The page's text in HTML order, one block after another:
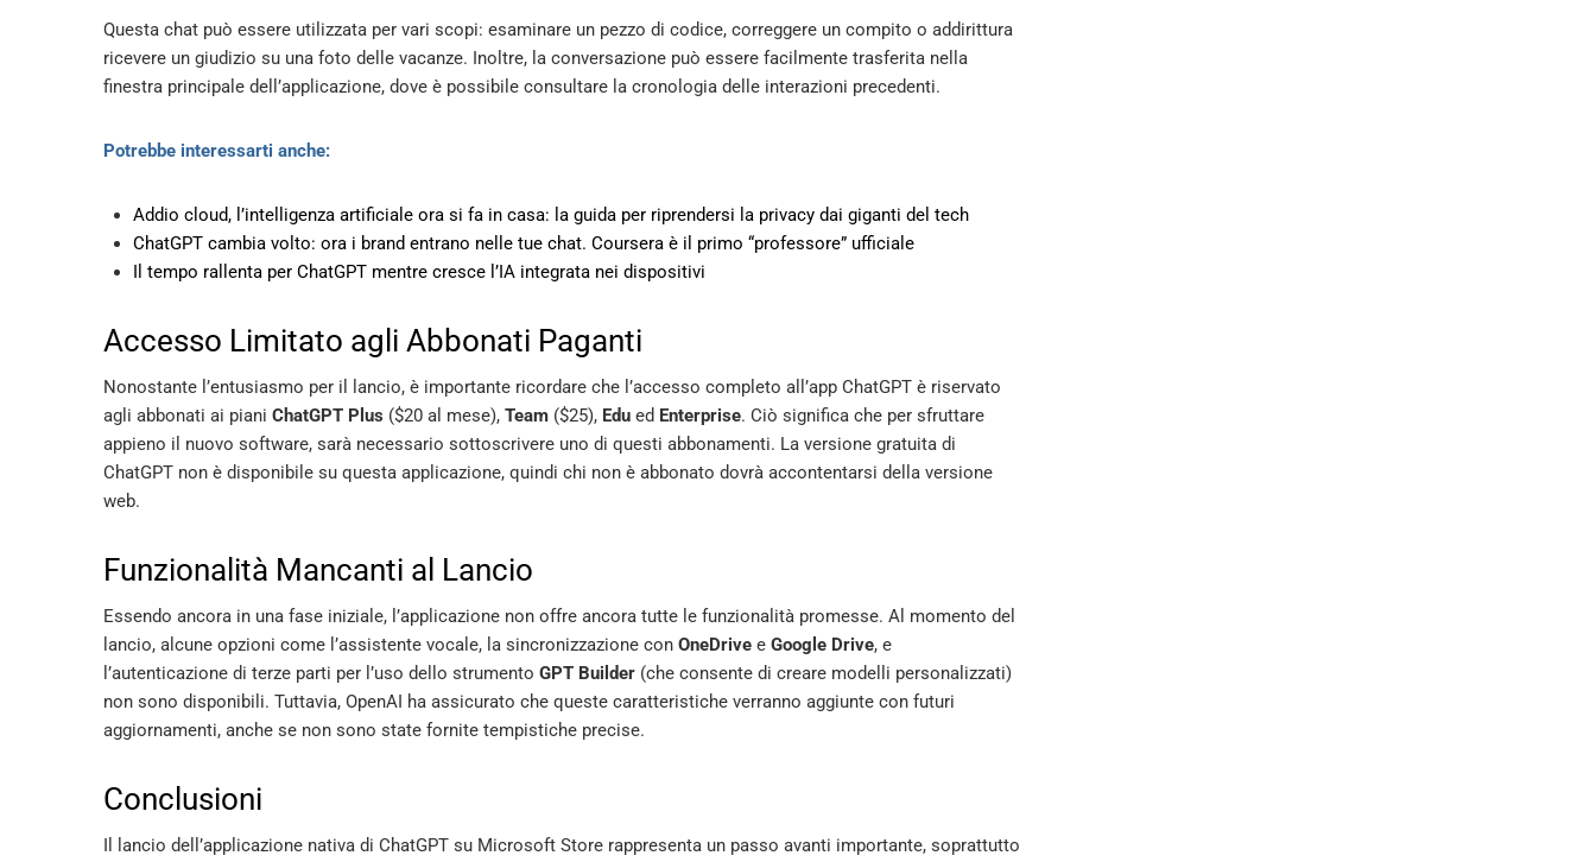
Questa chat può essere utilizzata per vari scopi: esaminare un pezzo di codice, correggere un compito o addirittura
ricevere un giudizio su una foto delle vacanze. Inoltre, la conversazione può essere facilmente trasferita nella
finestra principale dell’applicazione, dove è possibile consultare la cronologia delle interazioni precedenti.
Potrebbe interessarti anche:
Addio cloud, l’intelligenza artificiale ora si fa in casa: la guida per riprendersi la privacy dai giganti del tech
ChatGPT cambia volto: ora i brand entrano nelle tue chat. Coursera è il primo “professore” ufficiale
Il tempo rallenta per ChatGPT mentre cresce l’IA integrata nei dispositivi
Accesso Limitato agli Abbonati Paganti
Nonostante l’entusiasmo per il lancio, è importante ricordare che l’accesso completo all’app ChatGPT è riservato
agli abbonati ai piani ChatGPT Plus ($20 al mese), Team ($25), Edu ed Enterprise. Ciò significa che per sfruttare
appieno il nuovo software, sarà necessario sottoscrivere uno di questi abbonamenti. La versione gratuita di
ChatGPT non è disponibile su questa applicazione, quindi chi non è abbonato dovrà accontentarsi della versione
web.
Funzionalità Mancanti al Lancio
Essendo ancora in una fase iniziale, l’applicazione non offre ancora tutte le funzionalità promesse. Al momento del
lancio, alcune opzioni come l’assistente vocale, la sincronizzazione con OneDrive e Google Drive, e
l’autenticazione di terze parti per l’uso dello strumento GPT Builder (che consente di creare modelli personalizzati)
non sono disponibili. Tuttavia, OpenAI ha assicurato che queste caratteristiche verranno aggiunte con futuri
aggiornamenti, anche se non sono state fornite tempistiche precise.
Conclusioni
Il lancio dell’applicazione nativa di ChatGPT su Microsoft Store rappresenta un passo avanti importante, soprattutto